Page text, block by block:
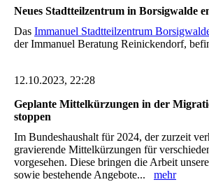
Neues Stadtteilzentrum in Borsigwalde
Das Immanuel Stadtteilzentrum
der Immanuel Beratung Reinickendorf,
12.10.2023, 22:28
Geplante Mittelkürzungen in der
stoppen
Im Bundeshaushalt für 2024, der zurzeit
gravierende Mittelkürzungen für
vorgesehen. Diese bringen die Arbeit
sowie bestehende Angebote... mehr